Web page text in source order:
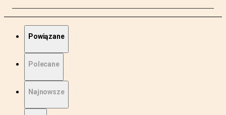
Powiązane
Polecane
Najnowsze